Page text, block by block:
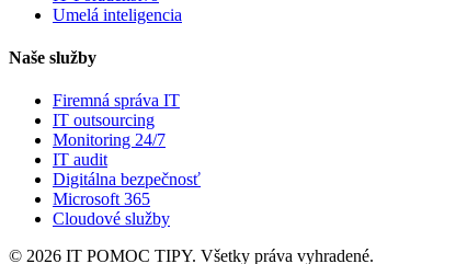
Umelá inteligencia
Naše služby
Firemná správa IT
IT outsourcing
Monitoring 24/7
IT audit
Digitálna bezpečnosť
Microsoft 365
Cloudové služby
© 2026 IT POMOC TIPY. Všetky práva vyhradené.